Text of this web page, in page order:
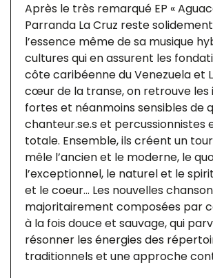
Après le très remarqué EP «
Parranda La Cruz reste
l’essence même de sa musique
cultures qui en assurent les
côte caribéenne du Venezuela et
cœur de la transe, on retrouve les
fortes et néanmoins sensibles de
chanteur.se.s et percussionnistes
totale. Ensemble, ils créent un
mêle l’ancien et le moderne, le
l’exceptionnel, le naturel et le
et le coeur… Les nouvelles
majoritairement composées par
à la fois douce et sauvage, qui
résonner les énergies des
traditionnels et une approche